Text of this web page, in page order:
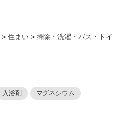
>住まい >掃除・洗濯・バス・トイ
入浴剤 マグネシウム